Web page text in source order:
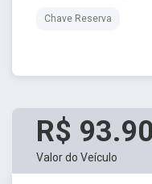
Chave Reserva
R$
Valor do Veículo